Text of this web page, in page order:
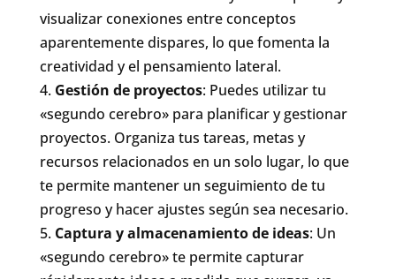
visualizar conexiones entre conceptos
aparentemente dispares, lo que fomenta la
creatividad y el pensamiento lateral.
Gestión de proyectos: Puedes utilizar tu
«segundo cerebro» para planificar y gestionar
proyectos. Organiza tus tareas, metas y
recursos relacionados en un solo lugar, lo que
te permite mantener un seguimiento de tu
progreso y hacer ajustes según sea necesario.
Captura y almacenamiento de ideas: Un
«segundo cerebro» te permite capturar